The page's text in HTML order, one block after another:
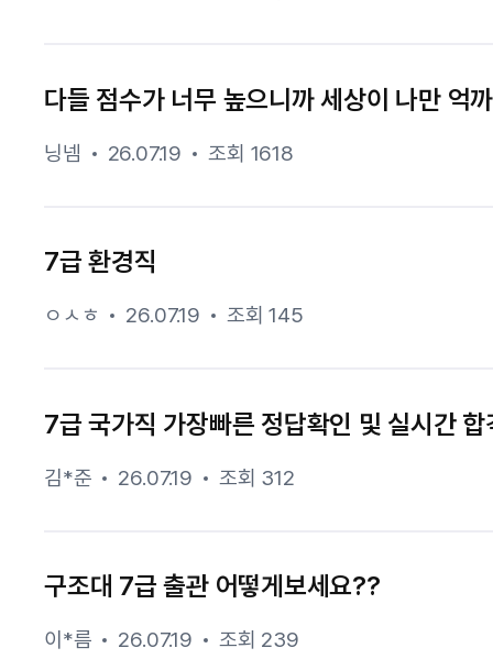
다들 점수가 너무 높으니까 세상이 나만 억
닝넴 26.07.19 조회 1618
7급 환경직
ㅇㅅㅎ 26.07.19 조회 145
7급 국가직 가장빠른 정답확인 및 실시간
김*준 26.07.19 조회 312
구조대 7급 출관 어떻게보세요??
이*름 26.07.19 조회 239